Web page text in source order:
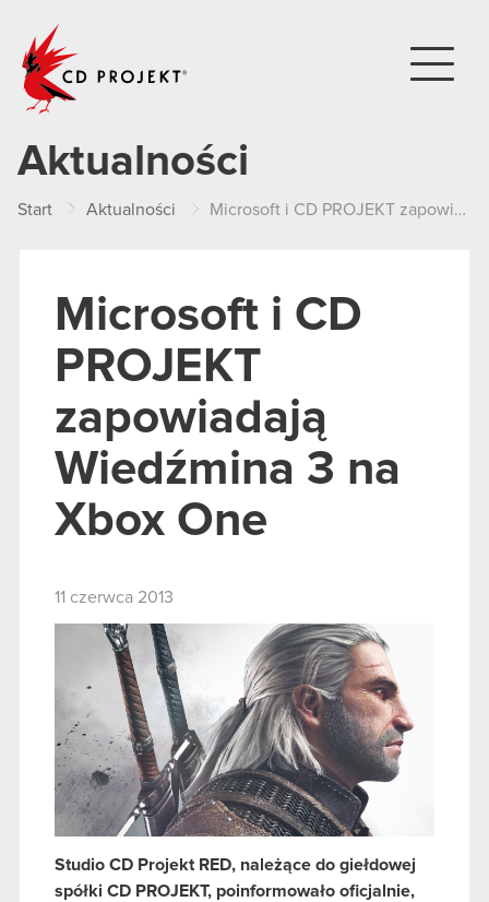
Aktualności
Start Aktualności Microsoft i CD PROJEKT zapowiadają Wiedźmina 3 na Xbox One
Microsoft i CD
PROJEKT
zapowiadają
Wiedźmina 3 na
Xbox One
11 czerwca 2013
Studio CD Projekt RED, należące do giełdowej
spółki CD PROJEKT, poinformowało oficjalnie,